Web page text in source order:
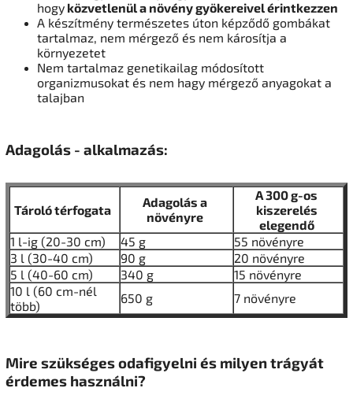
hogy közvetlenül a növény gyökereivel érintkezzen
A készítmény természetes úton képződő gombákat
tartalmaz, nem mérgező és nem károsítja a
környezetet
Nem tartalmaz genetikailag módosított
organizmusokat és nem hagy mérgező anyagokat a
talajban
Adagolás - alkalmazás:
Tároló térfogata
Adagolás a
növényre
A 300 g-os
kiszerelés
elegendő
1 l-ig (20-30 cm)
45 g
55 növényre
3 l (30-40 cm)
90 g
20 növényre
5 l (40-60 cm)
340 g
15 növényre
10 l (60 cm-nél
több)
650 g 7 növényre
Mire szükséges odafigyelni és milyen trágyát
érdemes használni?